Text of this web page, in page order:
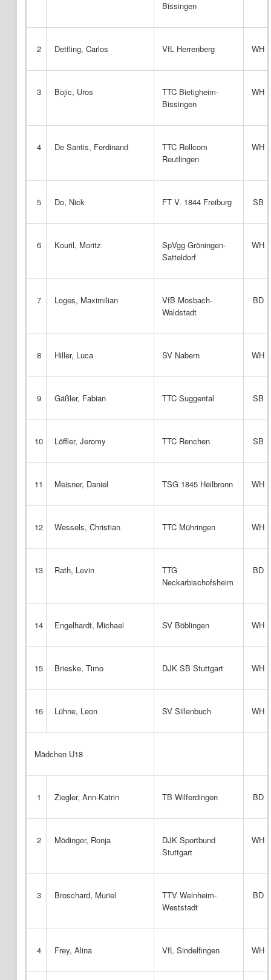
Bissingen
2 Dettling, Carlos VfL Herrenberg WH
3 Bojic, Uros
TTC Bietigheim-
Bissingen
WH
4 De Santis, Ferdinand
TTC Rollcom
Reutlingen
WH
5 Do, Nick FT V. 1844 Freiburg SB
6 Kouril, Moritz
SpVgg Gröningen-
Satteldorf
WH
7 Loges, Maximilian
VfB Mosbach-
Waldstadt
BD
8 Hiller, Luca SV Nabern WH
9 Gäßler, Fabian TTC Suggental SB
10 Löffler, Jeromy TTC Renchen SB
11 Meisner, Daniel TSG 1845 Heilbronn WH
12 Wessels, Christian TTC Mühringen WH
13 Rath, Levin
TTG
Neckarbischofsheim
BD
14 Engelhardt, Michael SV Böblingen WH
15 Brieske, Timo DJK SB Stuttgart WH
16 Lühne, Leon SV Sillenbuch WH
Mädchen U18
1 Ziegler, Ann-Katrin TB Wilferdingen BD
2 Mödinger, Ronja
DJK Sportbund
Stuttgart
WH
3 Broschard, Muriel
TTV Weinheim-
Weststadt
BD
4 Frey, Alina VfL Sindelfingen WH